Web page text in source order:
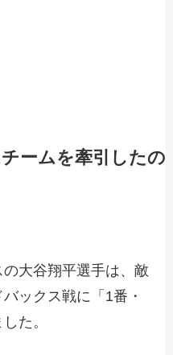
ームを牽引したの
大谷翔平選手は、敵
ックス戦に「1番・
た。